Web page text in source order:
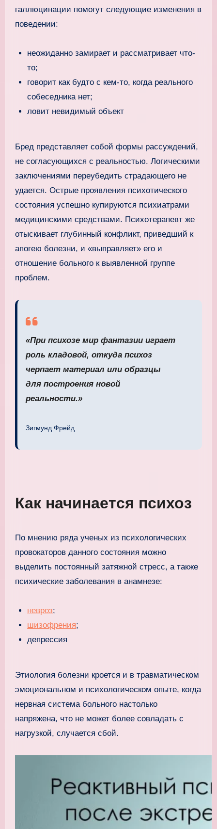
галлюцинации помогут следующие изменения в
поведении:
неожиданно замирает и рассматривает что-
то;
говорит как будто с кем-то, когда реального
собеседника нет;
ловит невидимый объект
Бред представляет собой формы рассуждений,
не согласующихся с реальностью. Логическими
заключениями переубедить страдающего не
удается. Острые проявления психотического
состояния успешно купируются психиатрами
медицинскими средствами. Психотерапевт же
отыскивает глубинный конфликт, приведший к
апогею болезни, и «выправляет» его и
отношение больного к выявленной группе
проблем.
«При психозе мир фантазии играет
роль кладовой, откуда психоз
черпает материал или образцы
для построения новой
реальности.»
Зигмунд Фрейд
Как начинается психоз
По мнению ряда ученых из психологических
провокаторов данного состояния можно
выделить постоянный затяжной стресс, а также
психические заболевания в анамнезе:
невроз;
шизофрения;
депрессия
Этиология болезни кроется и в травматическом
эмоциональном и психологическом опыте, когда
нервная система больного настолько
напряжена, что не может более совладать с
нагрузкой, случается сбой.